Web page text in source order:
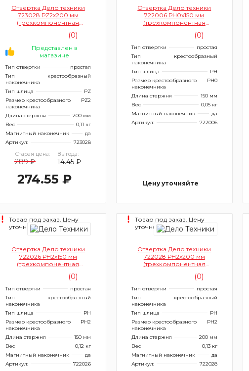
Отвертка Дело техники
723028 РZ2х200 мм
(трехкомпонентная
(0)
Представлен в
магазине
Тип отвертки
простая
Тип
наконечника
крестообразный
Тип шлица
PZ
Размер крестообразного
наконечника
PZ2
Длина стержня
200 мм
Вес
0,11 кг
Магнитный наконечник
да
Артикул:
723028
Старая цена:
289 ₽
Выгода:
14.45 ₽
274.55 ₽
Отвертка Дело техники
722006 РН0х150 мм
(трехкомпонентная
(0)
Тип отвертки
простая
Тип
наконечника
крестообразный
Тип шлица
PH
Размер крестообразного
наконечника
PH0
Длина стержня
150 мм
Вес
0,05 кг
Магнитный наконечник
да
Артикул:
722006
Цену уточняйте
Товар под заказ. Цену
уточняйте.
Отвертка Дело техники
722026 РН2х150 мм
(трехкомпонентная
(0)
Тип отвертки
простая
Тип
наконечника
крестообразный
Тип шлица
PH
Размер крестообразного
наконечника
PH2
Длина стержня
150 мм
Вес
0,12 кг
Магнитный наконечник
да
Артикул:
722026
Товар под заказ. Цену
уточняйте.
Отвертка Дело техники
722028 РН2х200 мм
(трехкомпонентная
(0)
Тип отвертки
простая
Тип
наконечника
крестообразный
Тип шлица
PH
Размер крестообразного
наконечника
PH2
Длина стержня
200 мм
Вес
0,13 кг
Магнитный наконечник
да
Артикул:
722028